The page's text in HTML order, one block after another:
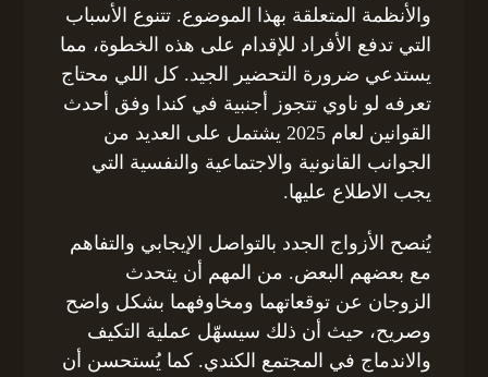
والأنظمة المتعلقة بهذا الموضوع. تتنوع الأسباب
التي تدفع الأفراد للإقدام على هذه الخطوة، مما
يستدعي ضرورة التحضير الجيد. كل اللي محتاج
تعرفه لو ناوي تتجوز أجنبية في كندا وفق أحدث
القوانين لعام 2025 يشتمل على العديد من
الجوانب القانونية والاجتماعية والنفسية التي
يجب الاطلاع عليها.
يُنصح الأزواج الجدد بالتواصل الإيجابي والتفاهم
مع بعضهم البعض. من المهم أن يتحدث
الزوجان عن توقعاتهما ومخاوفهما بشكل واضح
وصريح، حيث أن ذلك سيسهّل عملية التكيف
والاندماج في المجتمع الكندي. كما يُستحسن أن